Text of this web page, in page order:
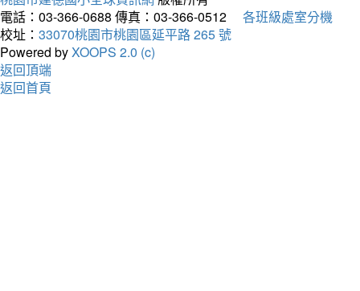
電話：03-366-0688 傳真：03-366-0512
各班級處室分機
校址： 33070桃園市桃園區延平路 265 號
Powered byXOOPS 2.0 (c)
返回頂端
返回首頁